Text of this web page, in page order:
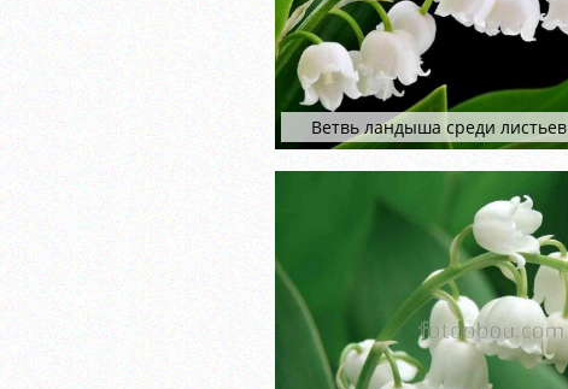
Ветвь ландыша среди листьев